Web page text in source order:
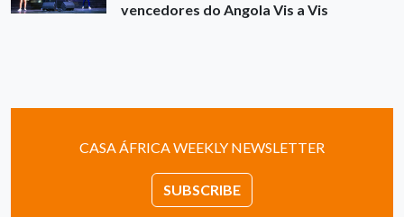
vencedores do Angola Vis a Vis
CASA ÁFRICA WEEKLY NEWSLETTER
SUBSCRIBE